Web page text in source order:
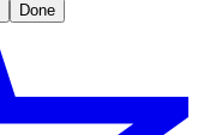
Done